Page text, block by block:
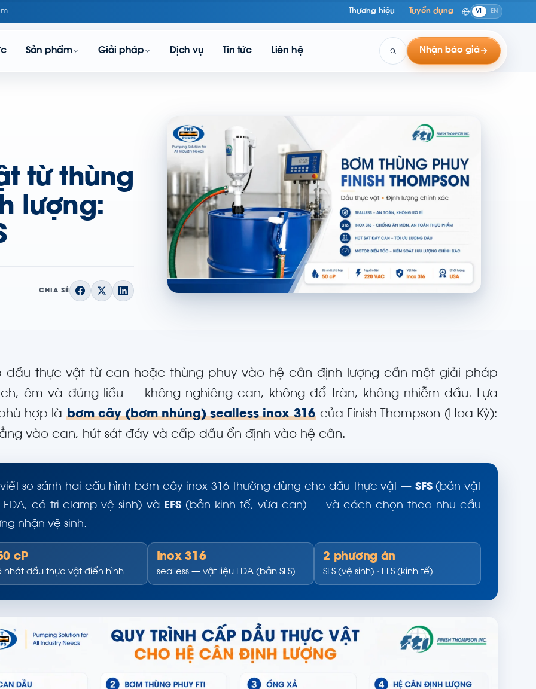
Thương hiệu Tuyển dụng VI EN
Sản phẩm Giải pháp Dịch vụ Tin tức Liên hệ Nhận báo giá
từ thùng
lượng:
CHIA SẺ
dầu thực vật từ can hoặc thùng phuy vào hệ cân định lượng cần một giải pháp
êm và đúng liều — không nghiêng can, không đổ tràn, không nhiễm dầu. Lựa
hợp làbơm cây (bơm nhúng) sealless inox 316của Finish Thompson (Hoa Kỳ):
vào can, hút sát đáy và cấp dầu ổn định vào hệ cân.
so sánh hai cấu hình bơm cây inox 316 thường dùng cho dầu thực vật — SFS(bản vật
FDA, có tri-clamp vệ sinh) và EFS (bản kinh tế, vừa can) — và cách chọn theo nhu cầu
nhận vệ sinh.
cP
nhớt dầu thực vật điển hình
Inox 316
sealless — vật liệu FDA (bản SFS)
2 phương án
SFS (vệ sinh) · EFS (kinh tế)